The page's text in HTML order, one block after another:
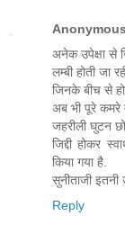
Anonymous
अनेक उपेक्षा से
लम्बी होती जा
जिनके बीच से
अब भी पूरे कमरे
जहरीली घुटन
जिद्दी होकर
किया गया है.
सुनीताजी
Reply